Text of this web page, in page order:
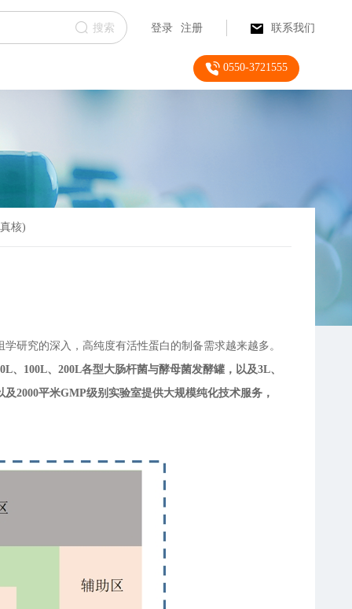
搜索 登录 注册 联系我们
0550-3721555
核)
研究的深入，高纯度有活性蛋白的制备需求越来越多。
100L、200L各型大肠杆菌与酵母菌发酵罐，以及3L、
2000平米GMP级别实验室提供大规模纯化技术服务，